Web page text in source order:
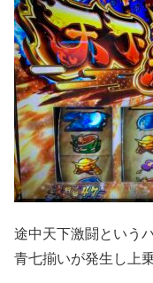
途中天下激闘という
青七揃いが発生し上